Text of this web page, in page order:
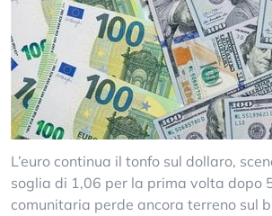
L’euro continua il tonfo sul dollaro,
soglia di 1,06 per la prima volta dopo
comunitaria perde ancora terreno sul